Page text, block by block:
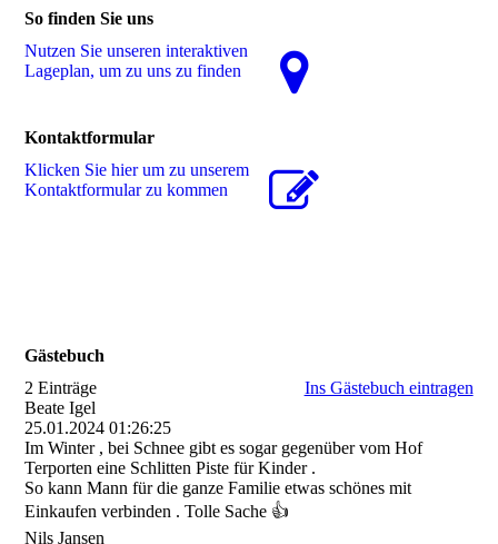
So finden Sie uns
Nutzen Sie unseren interaktiven
La­ge­plan, um zu uns zu finden
Kontaktformular
Klicken Sie hier um zu unserem
Kon­takt­for­mu­lar zu kommen
Gästebuch
2 Einträge
Ins Gästebuch eintragen
Beate Igel
25.01.2024 01:26:25
Im Winter , bei Schnee gibt es sogar gegenüber vom Hof
Terporten eine Schlitten Piste für Kinder .
So kann Mann für die ganze Familie etwas schönes mit
Einkaufen verbinden . Tolle Sache 👍
Nils Jansen